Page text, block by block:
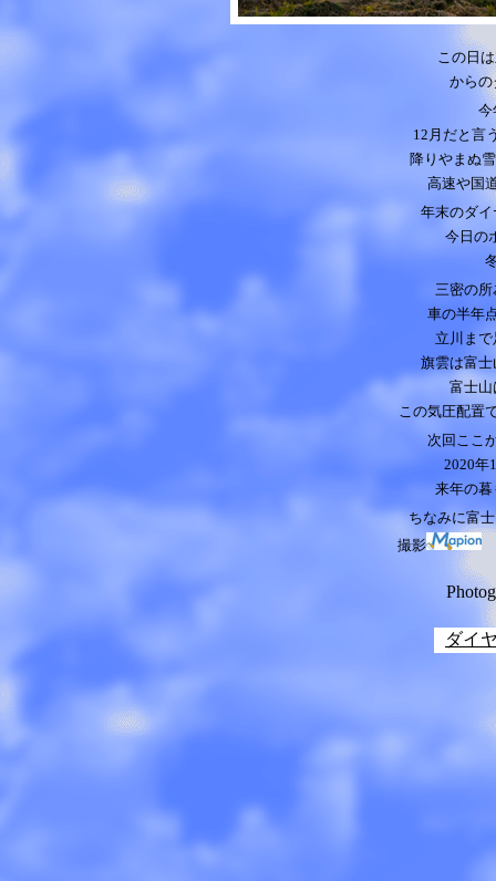
この日
からの
今
12月だと言
降りやまぬ
高速や国
年末のダ
今日の
三密の
車の半年
立川ま
旗雲は富
富士山
この気圧配置
次回ここ
2020年
来年の
ちなみに富
撮影
ダイ